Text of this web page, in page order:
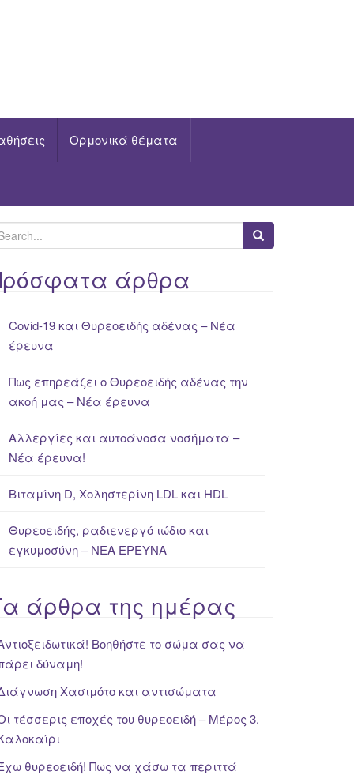
Ορμονικά θέματα
άρθρα
Covid-19 και Θυρεοειδής αδένας – Νέα
έρευνα
Πως επηρεάζει ο Θυρεοειδής αδένας την
ακοή μας – Νέα έρευνα
Αλλεργίες και αυτοάνοσα νοσήματα –
Νέα έρευνα!
Βιταμίνη D, Χοληστερίνη LDL και HDL
Θυρεοειδής, ραδιενεργό ιώδιο και
εγκυμοσύνη – ΝΕΑ ΈΡΕΥΝΑ
άρθρα της ημέρας
Βοηθήστε το σώμα σας να
δύναμη!
Χασιμότο και αντισώματα
τέσσερις εποχές του θυρεοειδή – Μέρος 3.
θυρεοειδή! Πως να χάσω τα περιττά